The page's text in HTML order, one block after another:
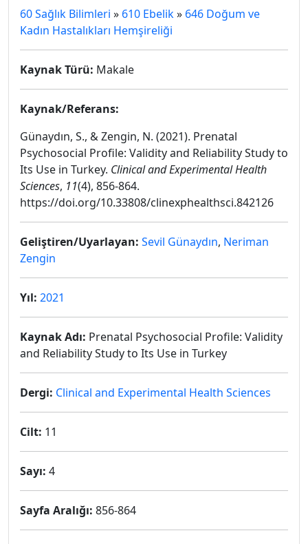
60 Sağlık Bilimleri » 610 Ebelik» 646 Doğum ve
Kadın Hastalıkları Hemşireliği
Kaynak Türü: Makale
Kaynak/Referans:
Günaydın, S., & Zengin, N. (2021). Prenatal
Psychosocial Profile: Validity and Reliability Study to
Its Use in Turkey. Clinical and Experimental Health
Sciences, 11(4), 856-864.
https://doi.org/10.33808/clinexphealthsci.842126
Geliştiren/Uyarlayan: Sevil Günaydın, Neriman
Zengin
Yıl: 2021
Kaynak Adı: Prenatal Psychosocial Profile: Validity
and Reliability Study to Its Use in Turkey
Dergi: Clinical and Experimental Health Sciences
Cilt: 11
Sayı: 4
Sayfa Aralığı: 856-864